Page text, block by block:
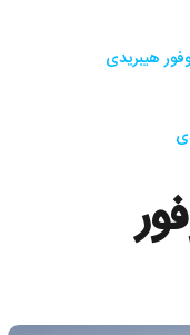
هیبریدی